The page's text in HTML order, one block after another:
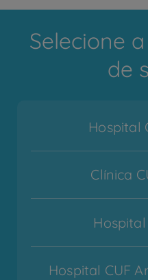
Selecione
de
Hospital
Clínica
Hospital CUF